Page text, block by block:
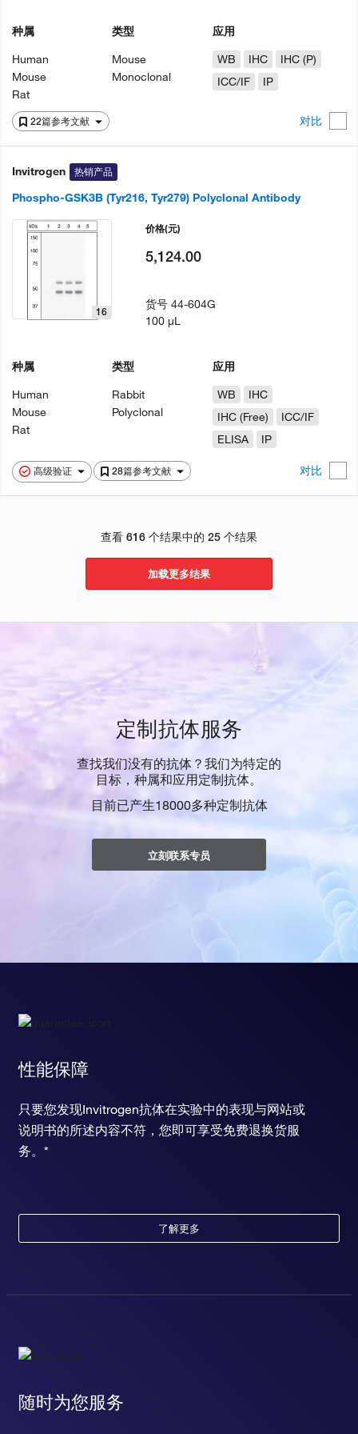
22篇参考文献 对比
种属
Human
Mouse
Rat
类型
Mouse
Monoclonal
应用
WB
IHC
IHC (P)
ICC/IF
IP
Invitrogen 热销产品
Phospho-GSK3B (Tyr216, Tyr279) Polyclonal Antibody
高级验证 28篇参考文献 对比
16
种属
Human
Mouse
Rat
类型
Rabbit
Polyclonal
应用
WB
IHC
IHC (Free)
ICC/IF
ELISA
IP
价格(元)
5,124.00
货号44-604G
100 µL
查看 616 个结果中的 25 个结果
加载更多结果
定制抗体服务
查找我们没有的抗体？我们为特定的
目标，种属和应用定制抗体。
目前已产生18000多种定制抗体
立刻联系专员
性能保障
只要您发现Invitrogen抗体在实验中的表现与网站或
说明书的所述内容不符，您即可享受免费退换货服
务。*
了解更多
随时为您服务